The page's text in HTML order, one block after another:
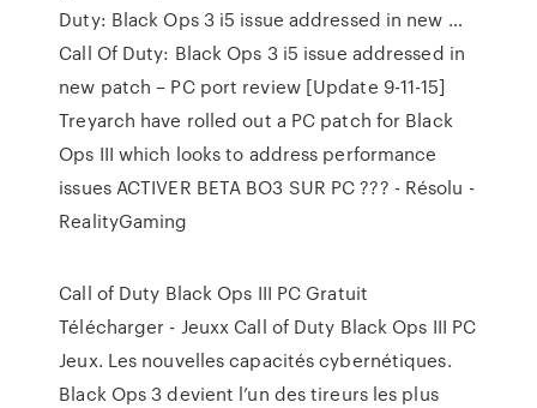
Duty: Black Ops 3 i5 issue addressed in new …
Call Of Duty: Black Ops 3 i5 issue addressed in
new patch – PC port review [Update 9-11-15]
Treyarch have rolled out a PC patch for Black
Ops III which looks to address performance
issues ACTIVER BETA BO3 SUR PC ??? - Résolu -
RealityGaming
Call of Duty Black Ops III PC Gratuit
Télécharger - Jeuxx Call of Duty Black Ops III PC
Jeux. Les nouvelles capacités cybernétiques.
Black Ops 3 devient l’un des tireurs les plus